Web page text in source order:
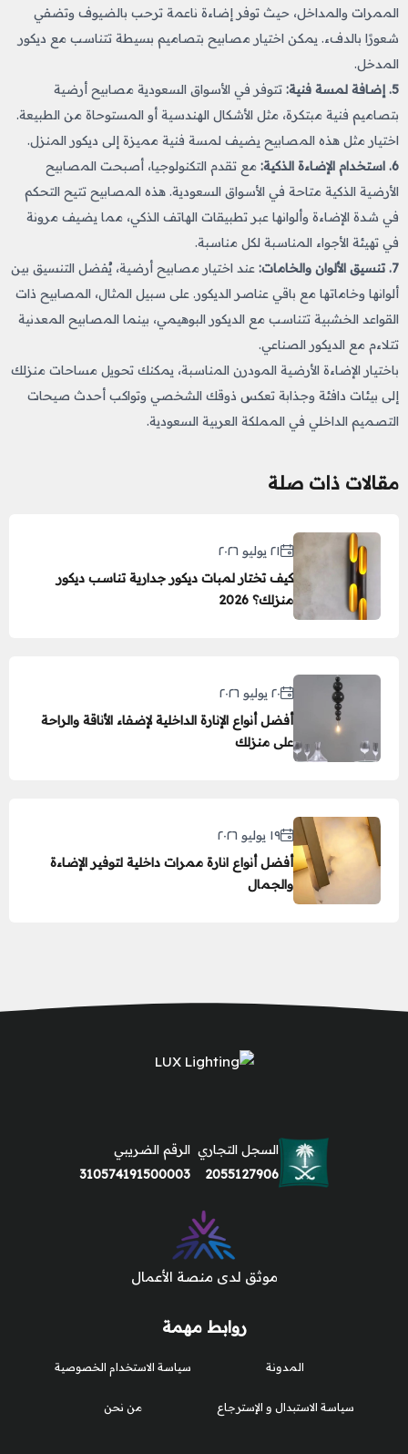
الممرات والمداخل، حيث توفر إضاءة ناعمة ترحب بالضيوف وتضفي
شعورًا بالدفء. يمكن اختيار مصابيح بتصاميم بسيطة تتناسب مع ديكور
المدخل.
5. إضافة لمسة فنية:
تتوفر في الأسواق السعودية مصابيح أرضية
بتصاميم فنية مبتكرة، مثل الأشكال الهندسية أو المستوحاة من الطبيعة.
اختيار مثل هذه المصابيح يضيف لمسة فنية مميزة إلى ديكور المنزل.
6. استخدام الإضاءة الذكية:
مع تقدم التكنولوجيا، أصبحت المصابيح
الأرضية الذكية متاحة في الأسواق السعودية. هذه المصابيح تتيح التحكم
في شدة الإضاءة وألوانها عبر تطبيقات الهاتف الذكي، مما يضيف مرونة
في تهيئة الأجواء المناسبة لكل مناسبة.
7. تنسيق الألوان والخامات:
عند اختيار مصابيح أرضية، يُفضل التنسيق بين
ألوانها وخاماتها مع باقي عناصر الديكور. على سبيل المثال، المصابيح ذات
القواعد الخشبية تتناسب مع الديكور البوهيمي، بينما المصابيح المعدنية
تتلاءم مع الديكور الصناعي.
باختيار الإضاءة الأرضية المودرن المناسبة، يمكنك تحويل مساحات منزلك
إلى بيئات دافئة وجذابة تعكس ذوقك الشخصي وتواكب أحدث صيحات
التصميم الداخلي في المملكة العربية السعودية.
مقالات ذات صلة
٢١ يوليو ٢٠٢٦
كيف تختار لمبات ديكور جدارية تناسب ديكور
منزلك؟ 2026
٢٠ يوليو ٢٠٢٦
أفضل أنواع الإنارة الداخلية لإضفاء الأناقة والراحة
على منزلك
١٩ يوليو ٢٠٢٦
أفضل أنواع انارة ممرات داخلية لتوفير الإضاءة
والجمال
روابط مهمة
المدونة
سياسة الاستبدال و الإسترجاع
سياسة الاستخدام الخصوصية
من نحن
السجل التجاري
2055127906
الرقم الضريبي
310574191500003
موثق لدى منصة الأعمال